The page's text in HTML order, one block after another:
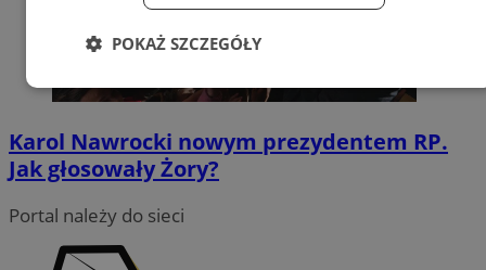
Karol Nawrocki nowym prezydentem RP.
Jak głosowały Żory?
Portal należy do sieci
POKAŻ SZCZEGÓŁY
Niezbędne Wydajność Targetowanie
Funkcjonalność